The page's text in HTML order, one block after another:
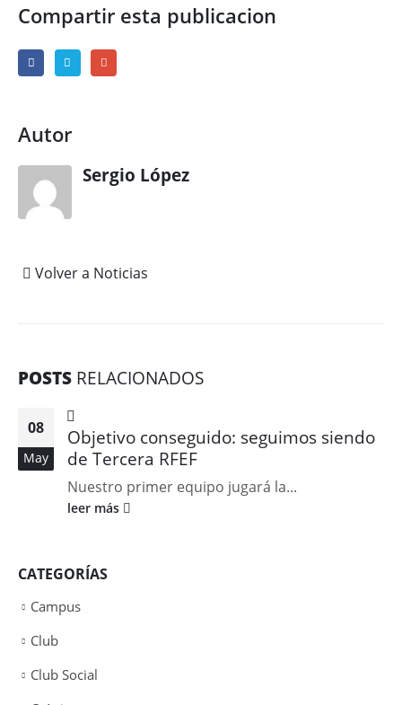
Compartir esta publicacion
Autor
Sergio López
Volver a Noticias
POSTS RELACIONADOS
08
May
Objetivo conseguido: seguimos siendo
de Tercera RFEF
Nuestro primer equipo jugará la...
leer más
CATEGORÍAS
Campus
Club
Club Social